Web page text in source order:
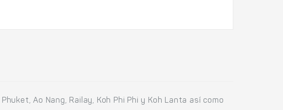
Ao Nang, Railay, Koh Phi Phi y Koh Lanta así como